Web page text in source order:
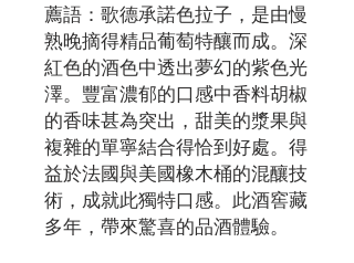
薦語：歌德承諾色拉子，是由慢
熟晚摘得精品葡萄特釀而成。深
紅色的酒色中透出夢幻的紫色光
澤。豐富濃郁的口感中香料胡椒
的香味甚為突出，甜美的漿果與
複雜的單寧結合得恰到好處。得
益於法國與美國橡木桶的混釀技
術，成就此獨特口感。此酒窖藏
多年，帶來驚喜的品酒體驗。